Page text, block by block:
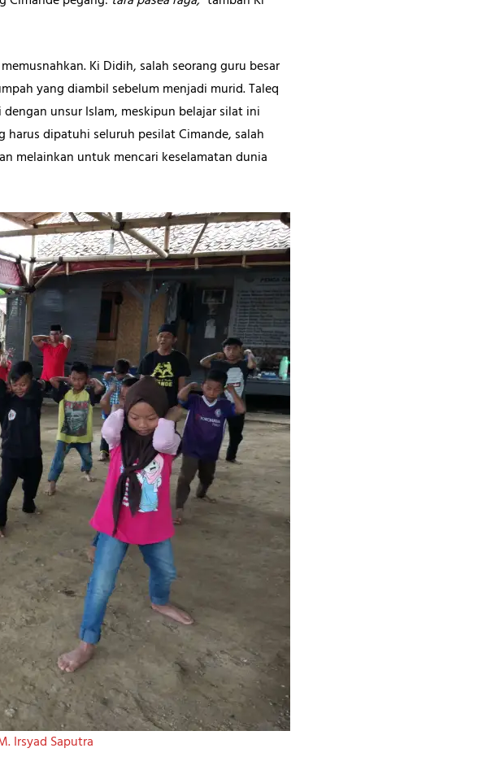
Ki Didih, salah seorang guru besar
yang diambil sebelum menjadi murid. Taleq
unsur Islam, meskipun belajar silat ini
dipatuhi seluruh pesilat Cimande, salah
melainkan untuk mencari keselamatan dunia
Irsyad Saputra